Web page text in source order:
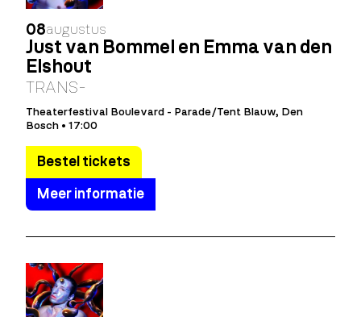
08augustus
Just van Bommel en Emma van den
Elshout
TRANS-
Theaterfestival Boulevard - Parade/Tent Blauw, Den
Bosch • 17:00
Bestel tickets
Meer informatie